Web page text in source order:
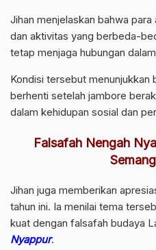
Jihan menjelaskan bahwa
dan aktivitas yang berbeda-
tetap menjaga hubungan
Kondisi tersebut menunjukkan
berhenti setelah jambore
dalam kehidupan sosial dan
Falsafah Nengah
Jihan juga memberikan
tahun ini. Ia menilai tema
kuat dengan falsafah budaya
Nyappur.